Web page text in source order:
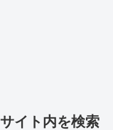
サイト内を検索